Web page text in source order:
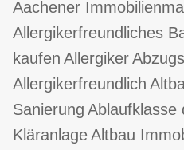
Aachener
Allergikerfreundliches
kaufen Allergiker
Allergikerfreundlich
Sanierung Ablaufklasse
KläranlageAltbau